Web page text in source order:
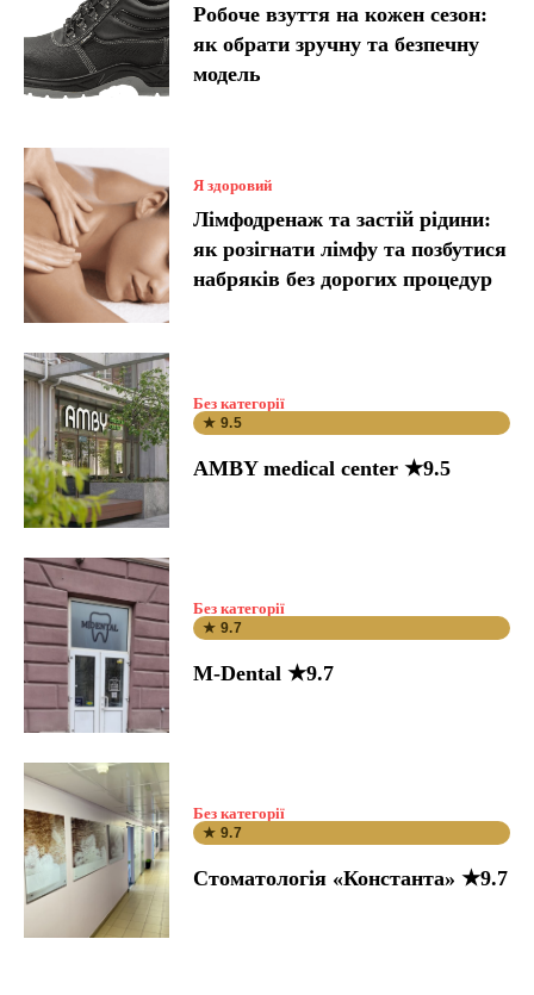
Робоче взуття на кожен сезон:
як обрати зручну та безпечну
модель
Я здоровий
Лімфодренаж та застій рідини:
як розігнати лімфу та позбутися
набряків без дорогих процедур
Без категорії
★ 9.5
AMBY medical center ★9.5
Без категорії
★ 9.7
M-Dental ★9.7
Без категорії
★ 9.7
Стоматологія «Константа» ★9.7